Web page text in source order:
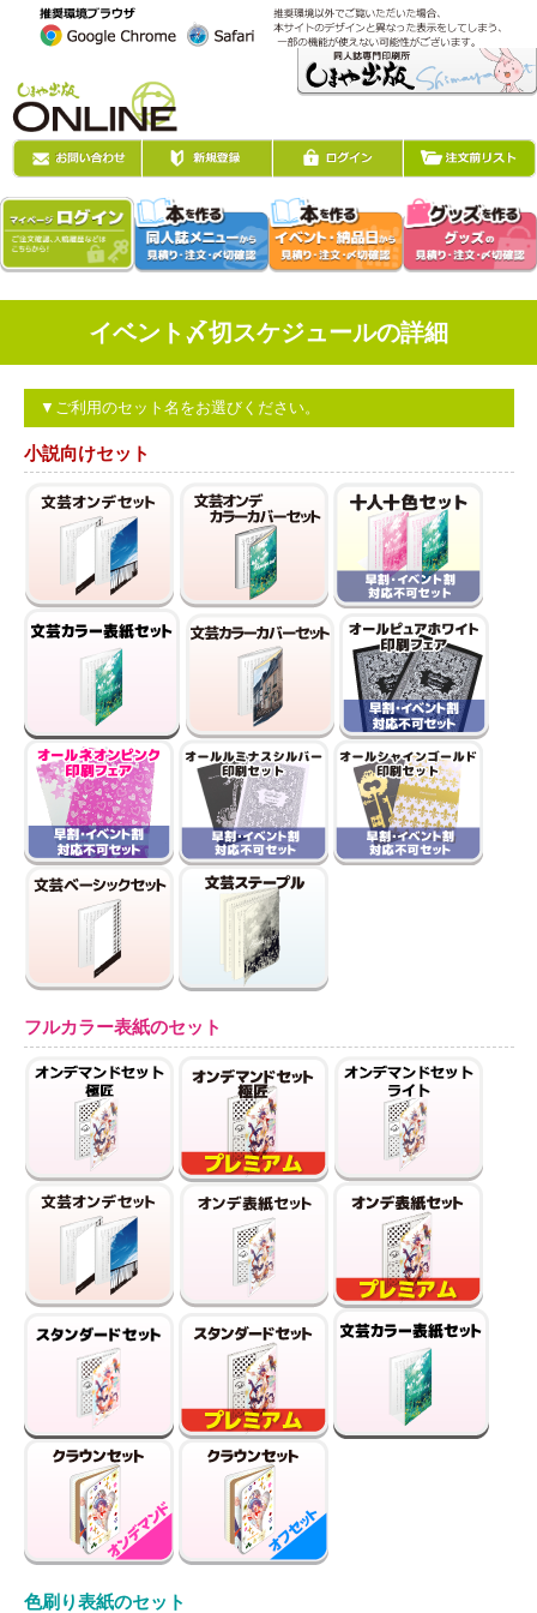
イベント〆切スケジュールの詳細
▼ご利用のセット名をお選びください。
小説向けセット
フルカラー表紙のセット
色刷り表紙のセット